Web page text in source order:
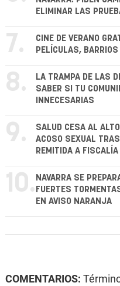
ELIMINAR LAS
7.
CINE DE VERANO
PELÍCULAS,
8.
LA TRAMPA DE LAS
SABER SI TU
INNECESARIAS
9.
SALUD CESA AL
ACOSO SEXUAL
REMITIDA A FISCALÍA
10. NAVARRA SE
FUERTES
EN AVISO NARANJA
COMENTARIOS: